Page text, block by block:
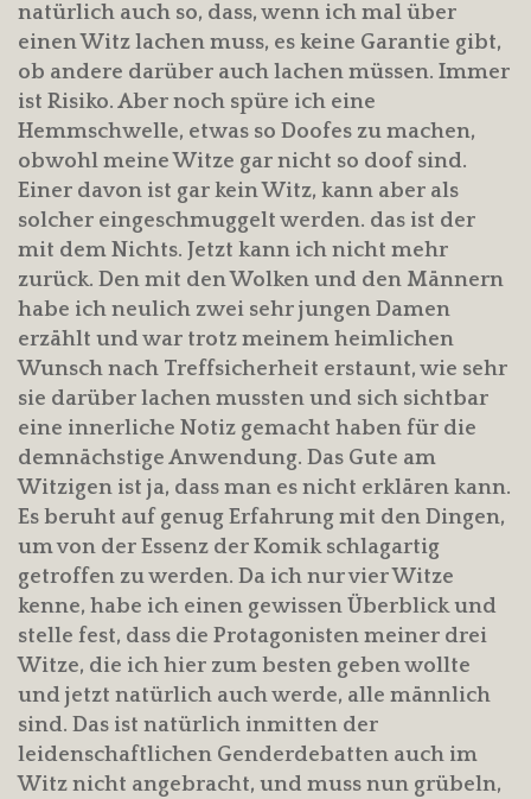
natürlich auch so, dass, wenn ich mal über
einen Witz lachen muss, es keine Garantie gibt,
ob andere darüber auch lachen müssen. Immer
ist Risiko. Aber noch spüre ich eine
Hemmschwelle, etwas so Doofes zu machen,
obwohl meine Witze gar nicht so doof sind.
Einer davon ist gar kein Witz, kann aber als
solcher eingeschmuggelt werden. das ist der
mit dem Nichts. Jetzt kann ich nicht mehr
zurück. Den mit den Wolken und den Männern
habe ich neulich zwei sehr jungen Damen
erzählt und war trotz meinem heimlichen
Wunsch nach Treffsicherheit erstaunt, wie sehr
sie darüber lachen mussten und sich sichtbar
eine innerliche Notiz gemacht haben für die
demnächstige Anwendung. Das Gute am
Witzigen ist ja, dass man es nicht erklären kann.
Es beruht auf genug Erfahrung mit den Dingen,
um von der Essenz der Komik schlagartig
getroffen zu werden. Da ich nur vier Witze
kenne, habe ich einen gewissen Überblick und
stelle fest, dass die Protagonisten meiner drei
Witze, die ich hier zum besten geben wollte
und jetzt natürlich auch werde, alle männlich
sind. Das ist natürlich inmitten der
leidenschaftlichen Genderdebatten auch im
Witz nicht angebracht, und muss nun grübeln,